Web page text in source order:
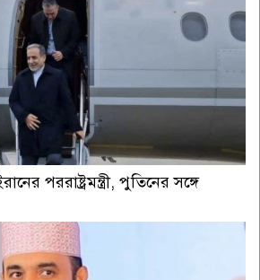
পররাষ্ট্রমন্ত্রী, পুতিনের সঙ্গে